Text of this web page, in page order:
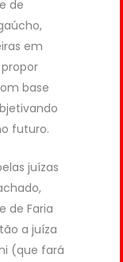
de
em
base
futuro.
juízas
de Faria
a juíza
(que fará